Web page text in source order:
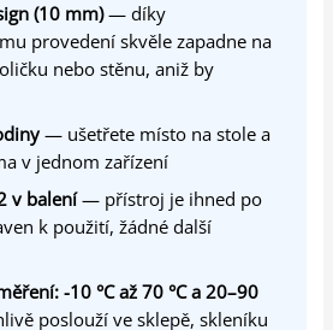
(10 mm)— díky
provedení skvěle zapadne na
nebo stěnu, aniž by
— ušetřete místo na stole a
v jednom zařízení
v balení— přístroj je ihned po
k použití, žádné další
-10 °C až 70 °C a 20–90
poslouží ve sklepě, skleníku